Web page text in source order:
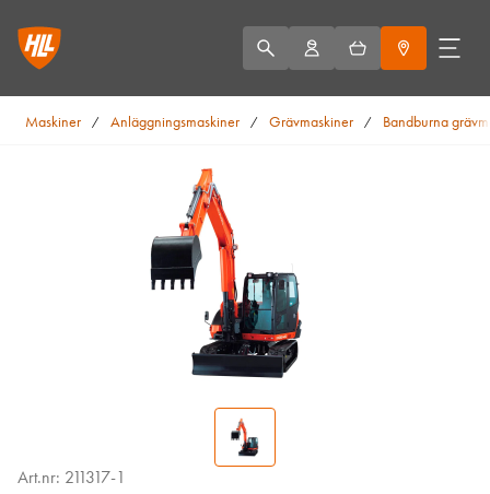
Maskiner / Anläggningsmaskiner / Grävmaskiner / Bandburna
Art.nr: 211317-1